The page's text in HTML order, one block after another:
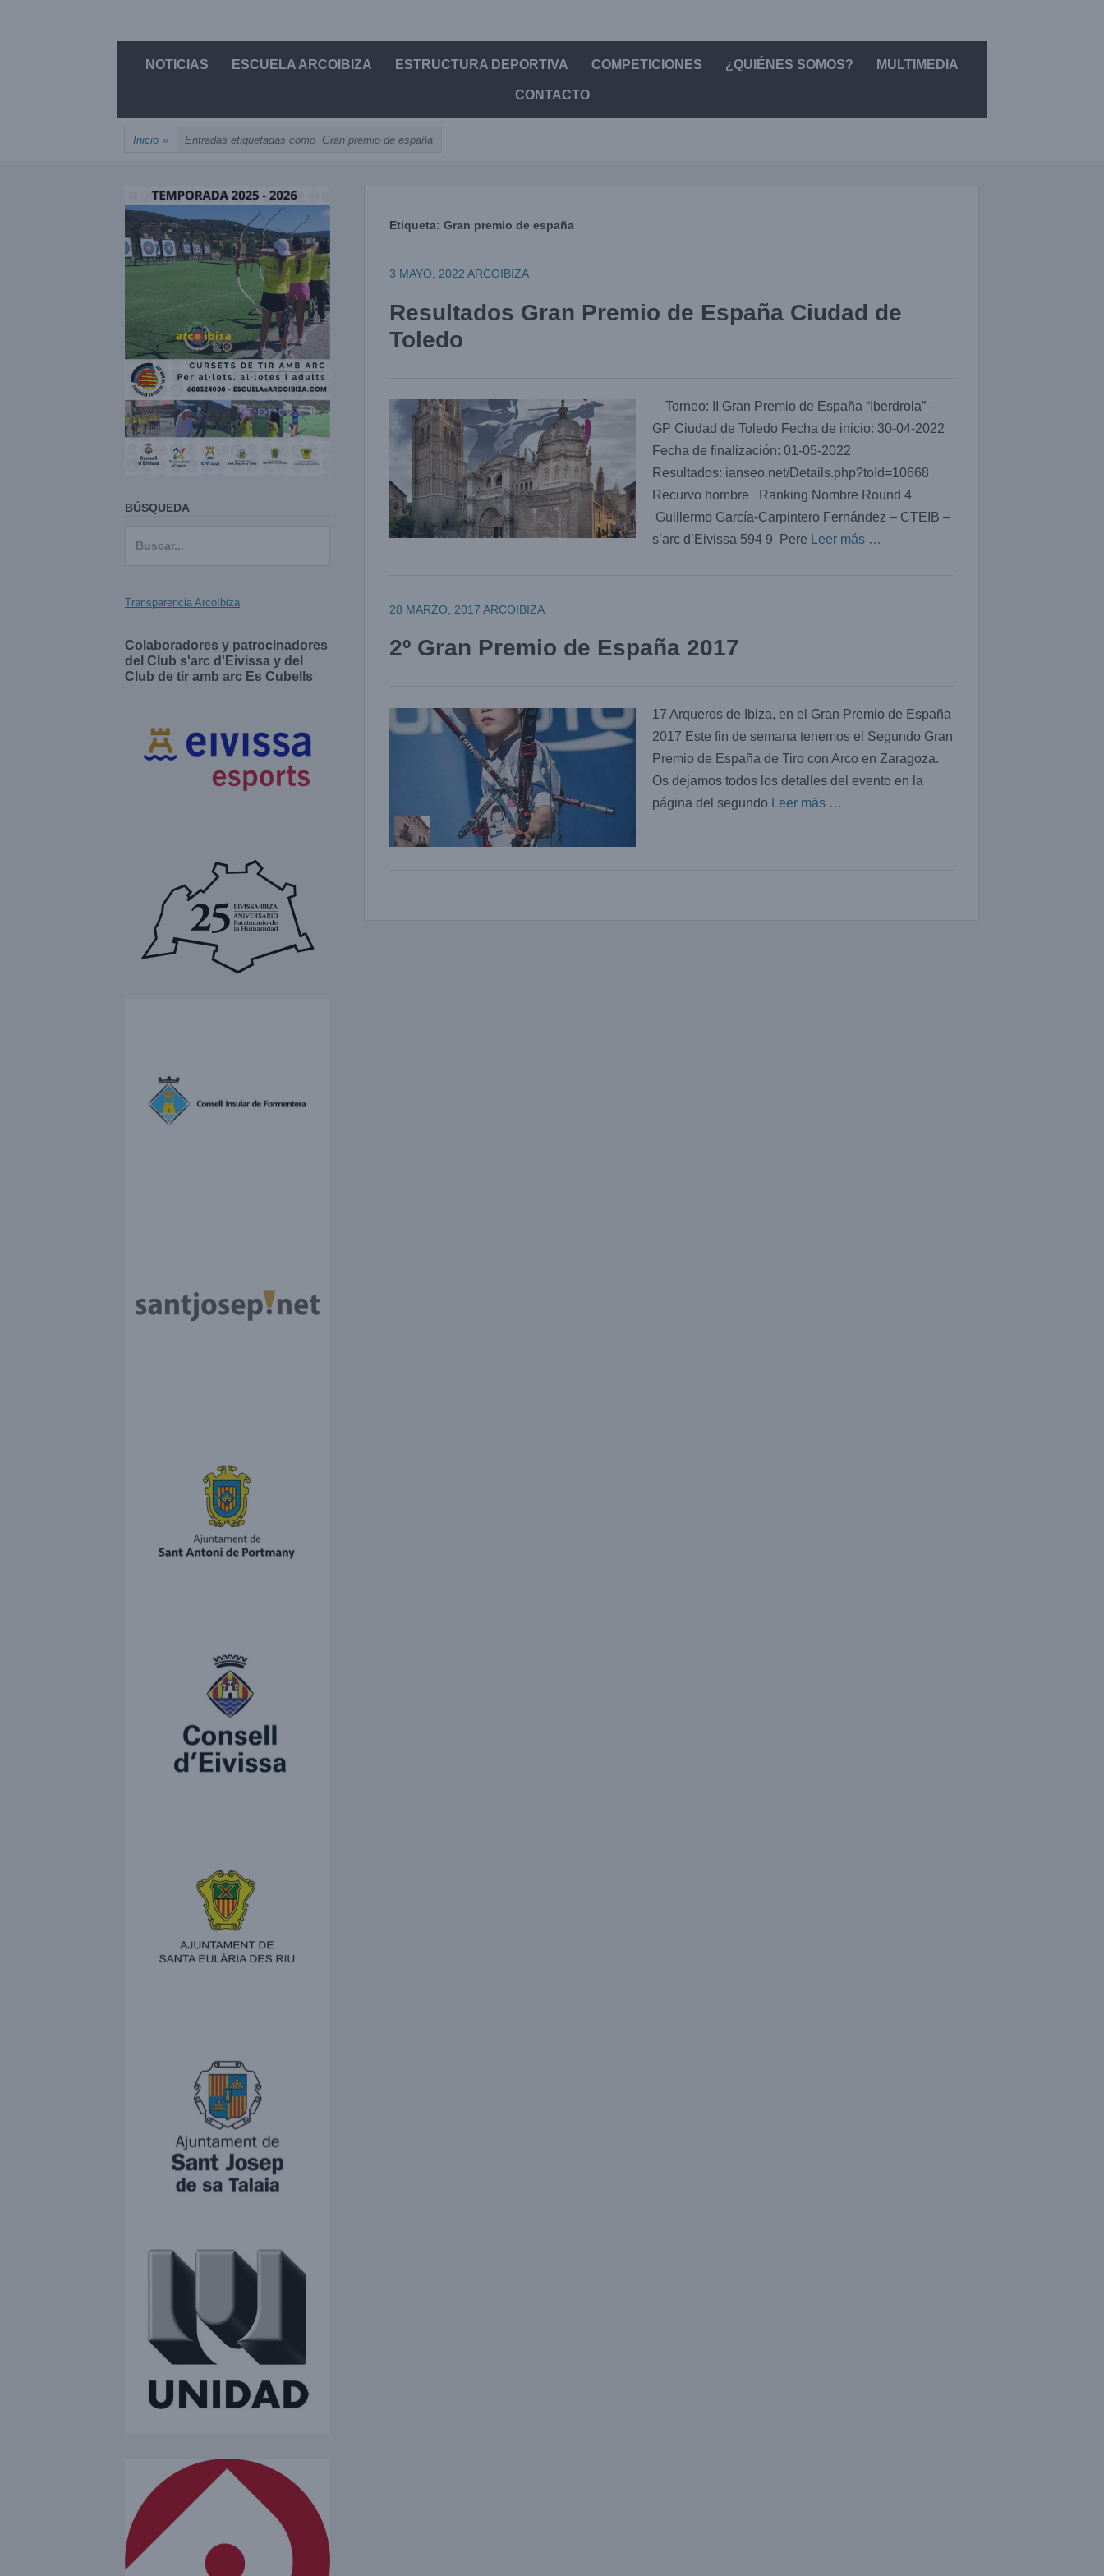
ARCOIBIZA
NOTICIAS ESCUELA ARCOIBIZA ESTRUCTURA DEPORTIVA COMPETICIONES ¿QUIÉNES SOMOS? MULTIMEDIA
CONTACTO
Inicio » Entradas etiquetadas como Gran premio de españa
Etiqueta:Gran premio de españa
3 MAYO, 2022 ARCOIBIZA
Resultados Gran Premio de España Ciudad de
Toledo
Torneo: II Gran Premio de España “Iberdrola” –
GP Ciudad de Toledo Fecha de inicio: 30-04-2022
Fecha de finalización: 01-05-2022
Resultados: ianseo.net/Details.php?toId=10668
Recurvo hombre Ranking Nombre Round 4
Guillermo García-Carpintero Fernández – CTEIB –
s’arc d’Eivissa 594 9 Pere
Leer más …
28 MARZO, 2017 ARCOIBIZA
2º Gran Premio de España 2017
17 Arqueros de Ibiza, en el Gran Premio de España
2017 Este fin de semana tenemos el Segundo Gran
Premio de España de Tiro con Arco en Zaragoza.
Os dejamos todos los detalles del evento en la
página del segundo
Leer más …
BÚSQUEDA
Transparencia ArcoIbiza
Colaboradores y patrocinadores
del Club s'arc d'Eivissa y del
Club de tir amb arc Es Cubells